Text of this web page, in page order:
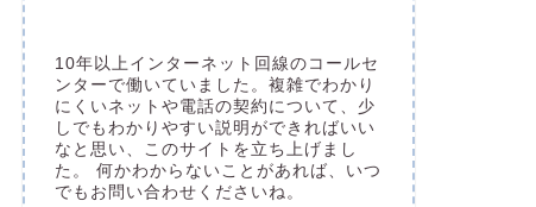
10年以上インターネット回線のコールセ
ンターで働いていました。複雑でわかり
にくいネットや電話の契約について、少
しでもわかりやすい説明ができればいい
なと思い、このサイトを立ち上げまし
た。 何かわからないことがあれば、いつ
でもお問い合わせくださいね。